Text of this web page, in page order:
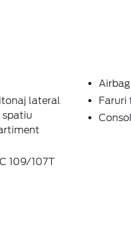
lateral
spatiu
109/107T
Faruri